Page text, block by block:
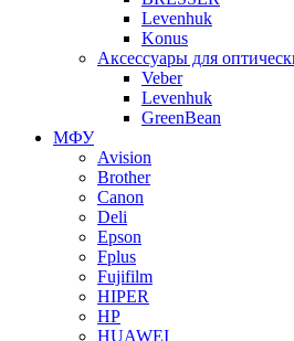
Levenhuk
Konus
Аксессуары для
Veber
Levenhuk
GreenBean
МФУ
Avision
Brother
Canon
Deli
Epson
Fplus
Fujifilm
HIPER
HP
HUAWEI